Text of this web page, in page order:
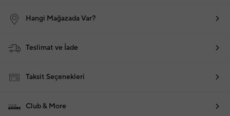
Hangi Mağazada Var?
Teslimat ve İade
Taksit Seçenekleri
Club & More